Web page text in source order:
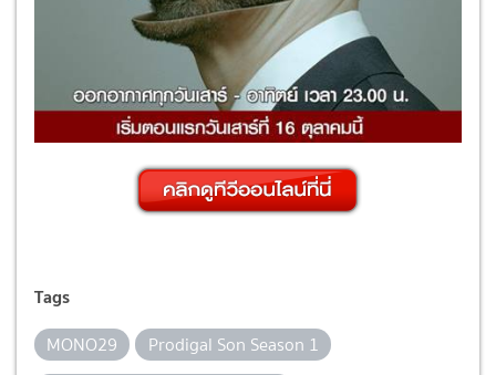
Tags
MONO29
Prodigal Son Season 1